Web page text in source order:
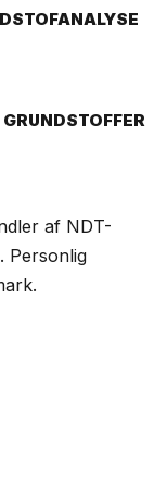
af NDT-
Personlig